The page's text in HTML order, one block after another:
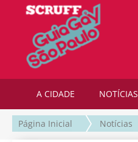
A CIDADE NOTÍCIAS
Página Inicial Notícias